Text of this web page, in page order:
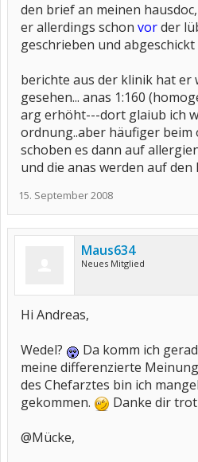
den brief an meinen
er allerdings schon vorder
geschrieben und abgeschickt
berichte aus der klinik hat er
gesehen... anas 1:160
arg erhöht---dort glaiub ich
ordnung..aber häufiger
schoben es dann auf
und die anas werden auf den
15. September 2008
Maus634
Neues Mitglied
Hi Andreas,
Wedel?
Da komm ich
meine differenzierte
des Chefarztes bin ich
gekommen.
Danke dir
@Mücke,